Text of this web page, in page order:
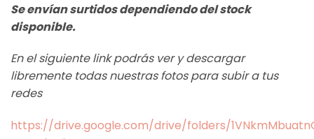
Se envían surtidos dependiendo del stock
disponible.
En el siguiente link podrás ver y descargar
libremente todas nuestras fotos para subir a tus
redes
https://drive.google.com/drive/folders/